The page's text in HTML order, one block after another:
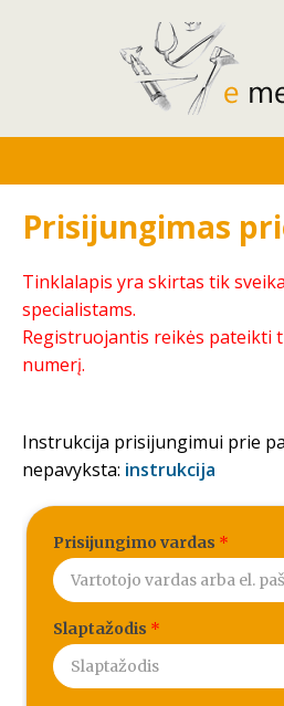
Prisijungimas
Tinklalapis yra skirtas tik
specialistams.
Registruojantis reikės pateikti
numerį.
Instrukcija prisijungimui prie
nepavyksta: instrukcija
Prisijungimo vardas *
Slaptažodis *